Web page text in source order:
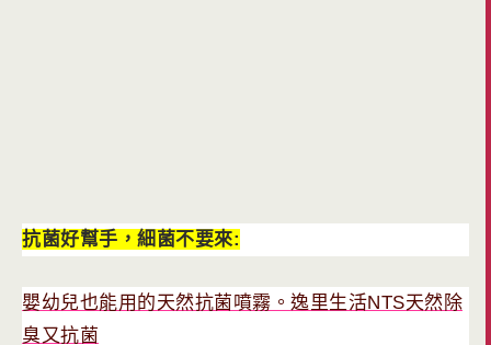
抗菌好幫手，細菌不要來:
嬰幼兒也能用的天然抗菌噴霧。逸里生活NTS天然除
臭又抗菌